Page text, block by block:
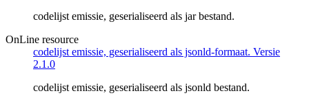
codelijst emissie, geserialiseerd als jar bestand.
OnLine resource
codelijst emissie, geserialiseerd als jsonld-formaat. Versie
2.1.0
codelijst emissie, geserialiseerd als jsonld bestand.